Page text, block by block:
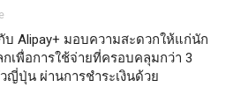
บ Alipay+ มอบความสะดวกให้แก่นัก
กเพื่อการใช้จ่ายที่ครอบคลุมกว่า 3
ญี่ปุ่น ผ่านการชำระเงินด้วย